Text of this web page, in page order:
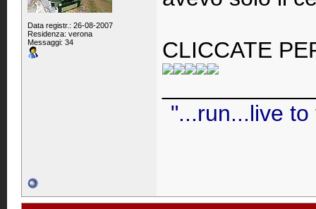
Data registr.: 26-08-2007
Residenza: verona
Messaggi: 34
CLICCATE
"...run...live